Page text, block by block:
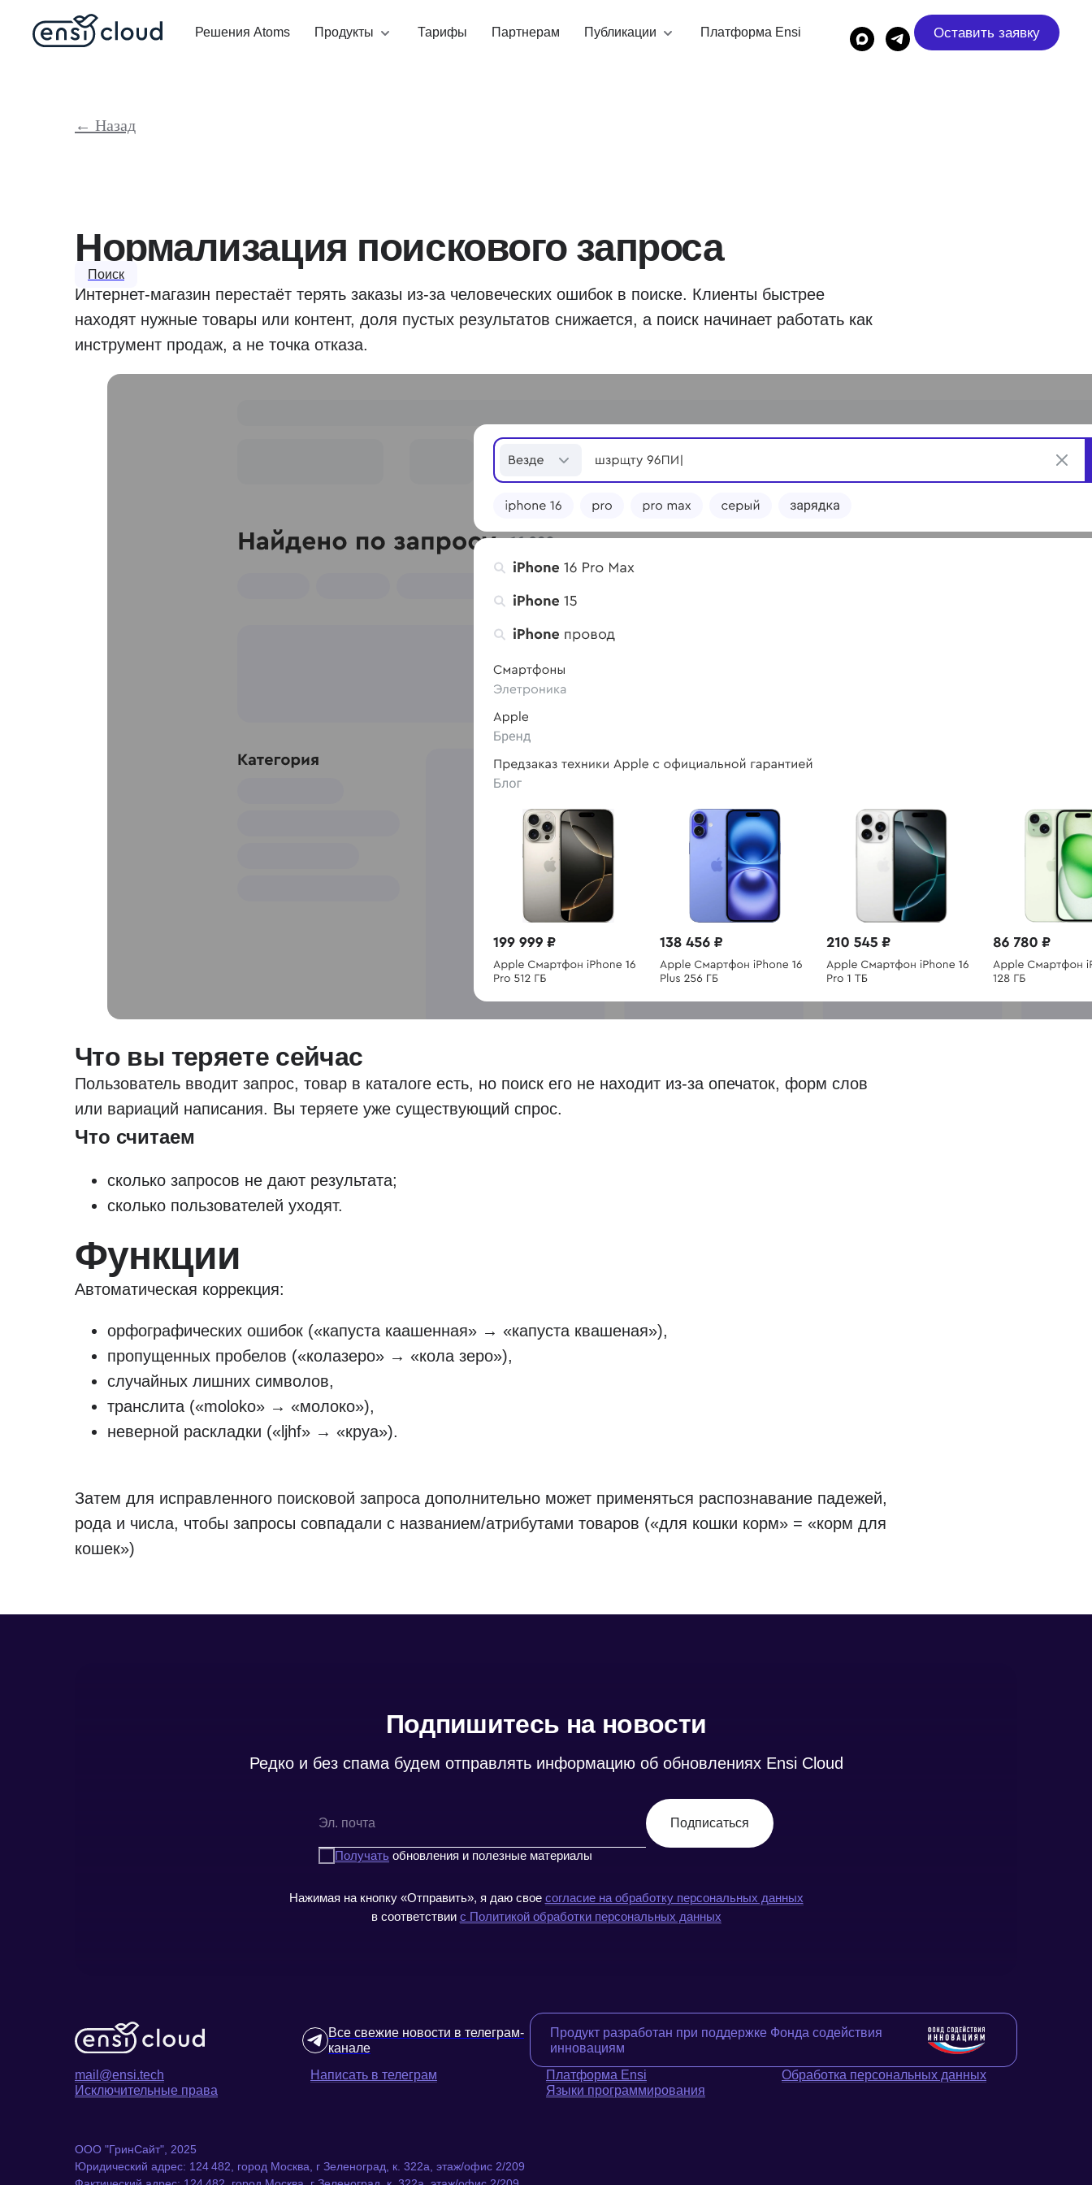
Решения Atoms Продукты Тарифы Партнерам Публикации Платформа Ensi Оставить заявку
← Назад
Нормализация поискового запроса
Поиск
Интернет-магазин перестаёт терять заказы из-за человеческих ошибок в поиске. Клиенты быстрее
находят нужные товары или контент, доля пустых результатов снижается, а поиск начинает работать как
инструмент продаж, а не точка отказа.
Что вы теряете сейчас
Пользователь вводит запрос, товар в каталоге есть, но поиск его не находит из-за опечаток, форм слов
или вариаций написания. Вы теряете уже существующий спрос.
Что считаем
сколько запросов не дают результата;
сколько пользователей уходят.
Функции
Автоматическая коррекция:
орфографических ошибок («капуста каашенная» → «капуста квашеная»),
пропущенных пробелов («колазеро» → «кола зеро»),
случайных лишних символов,
транслита («moloko» → «молоко»),
неверной раскладки («ljhf» → «круа»).
Затем для исправленного поисковой запроса дополнительно может применяться распознавание падежей,
рода и числа, чтобы запросы совпадали с названием/атрибутами товаров («для кошки корм» = «корм для
кошек»)
Подпишитесь на новости
Редко и без спама будем отправлять информацию об обновлениях Ensi Cloud
Получать обновления и полезные материалы
Подписаться
Нажимая на кнопку «Отправить», я даю свое согласие на обработку персональных данных
в соответствии с Политикой обработки персональных данных
Все свежие новости в телеграм-
канале
Продукт разработан при поддержке Фонда содействия
инновациям
mail@ensi.tech
Написать в телеграм Платформа Ensi
Обработка персональных данных
Исключительные права
Языки программирования
ООО "ГринСайт", 2025
Юридический адрес: 124 482, город Москва, г Зеленоград, к. 322а, этаж/офис 2/209